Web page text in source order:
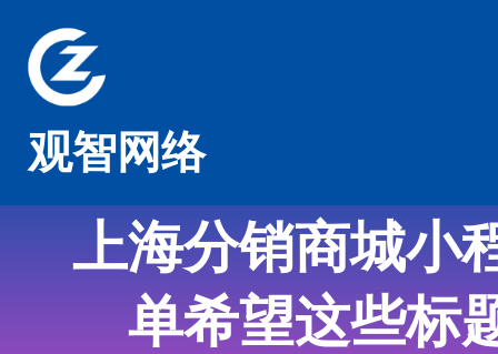
观智网络
上海分销商城小
单希望这些标